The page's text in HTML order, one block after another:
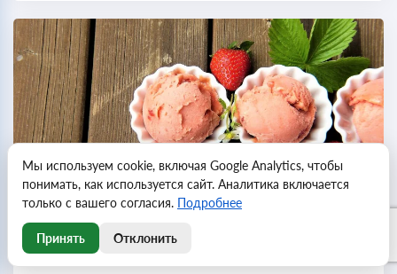
Всемирный день мороженого отмечают в
Мы используем cookie, включая Google Analytics, чтобы
понимать, как используется сайт. Аналитика включается
только с вашего согласия. Подробнее
Принять Отклонить